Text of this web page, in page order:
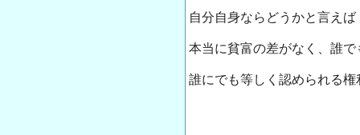
自分自身ならどうかと言え
本当に貧富の差がなく、誰
誰にでも等しく認められる